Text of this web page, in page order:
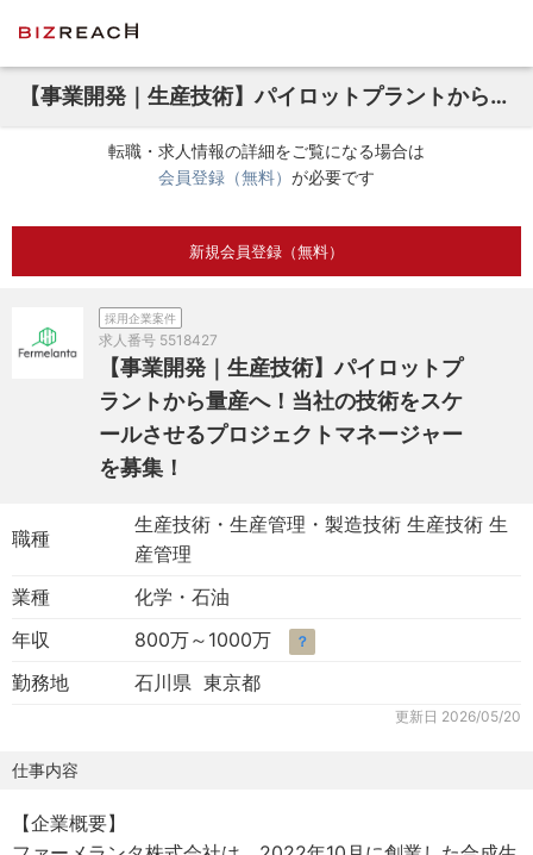
【事業開発｜生産技術】パイロットプラントから量産へ！当社の技術をスケールさせるプロジェクトマネージャーを募集！
転職・求人情報の詳細をご覧になる場合は
会員登録（無料） が必要です
新規会員登録（無料）
採用企業案件
求人番号 5518427
【事業開発｜生産技術】パイロットプ
ラントから量産へ！当社の技術をスケ
ールさせるプロジェクトマネージャー
を募集！
職種
生産技術・生産管理・製造技術 生産技術 生
産管理
業種
化学・石油
年収
800万～1000万 ？
勤務地 石川県 東京都
更新日 2026/05/20
仕事内容
【企業概要】